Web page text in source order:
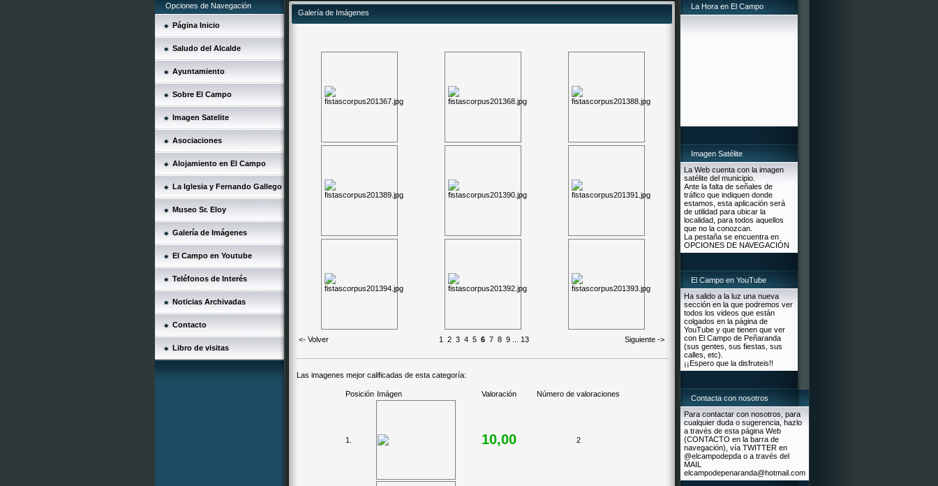
Opciones de Navegación
Página Inicio
Saludo del Alcalde
Ayuntamiento
Sobre El Campo
Imagen Satelite
Asociaciones
Alojamiento en El Campo
La Iglesia y Fernando Gallego
Museo Sr. Eloy
Galería de Imágenes
El Campo en Youtube
Teléfonos de Interés
Noticias Archivadas
Contacto
Libro de visitas
Galería de Imágenes
<- Volver 1 2 3 4 5 6 7 8 9... 13 Siguiente ->
Las imagenes mejor calificadas de esta categoría:
Posición Imágen Valoración Número de valoraciones
1. 10,00 2
La Hora en El Campo
Imagen Satélite
La Web cuenta con la imagen
satélite del municipio.
Ante la falta de señales de
tráfico que indiquen donde
estamos, esta aplicación será
de utilidad para ubicar la
localidad, para todos aquellos
que no la conozcan.
La pestaña se encuentra en
OPCIONES DE NAVEGACIÓN
El Campo en YouTube
Ha salido a la luz una nueva
sección en la que podremos ver
todos los videos que están
colgados en la página de
YouTube y que tienen que ver
con El Campo de Peñaranda
(sus gentes, sus fiestas, sus
calles, etc).
¡¡Espero que la disfruteis!!
Contacta con nosotros
Para contactar con nosotros, para
cualquier duda o sugerencia, hazlo
a través de esta página Web
(CONTACTO en la barra de
navegación), vía TWITTER en
@elcampodepda o a través del
MAIL
elcampodepenaranda@hotmail.com